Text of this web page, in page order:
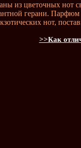
из цветочных нот
герани. Парфюм
нот,
>>Как